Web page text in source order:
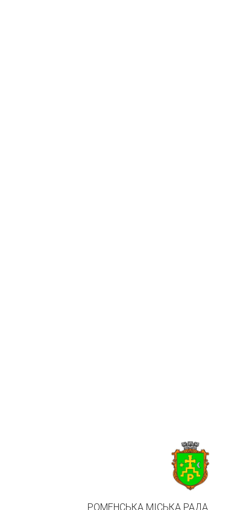
РОМЕНСЬКА МІСЬКА РАДА